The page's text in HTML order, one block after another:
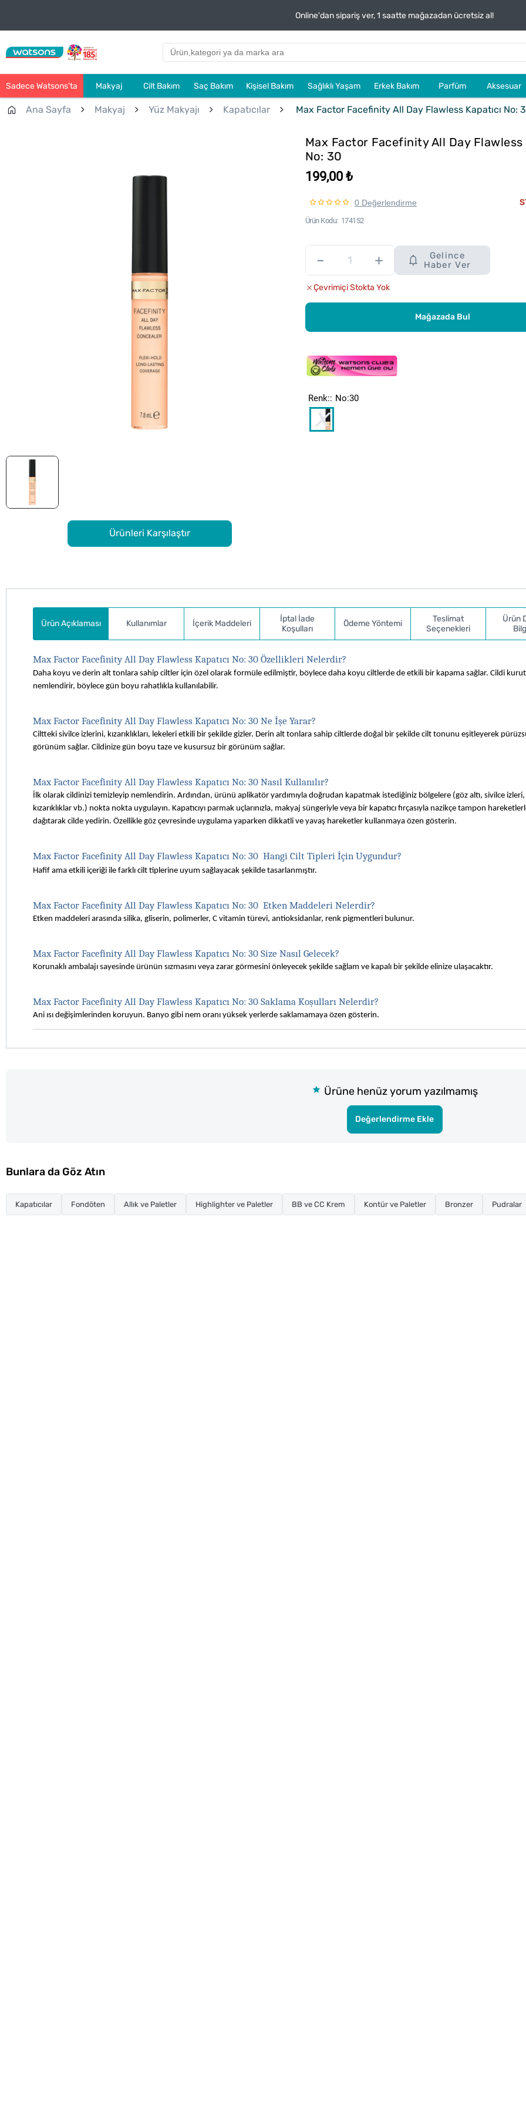
Online'dan sipariş ver, 1 saatte mağazadan ücretsiz al!
Sadece Watsons’ta Makyaj Cilt Bakım Saç Bakım Kişisel Bakım Sağlıklı Yaşam Erkek Bakım Parfüm Aksesuar
Ana Sayfa Makyaj Yüz Makyajı Kapatıcılar Max Factor Facefinity All Day Flawless Kapatıcı No:
Ürünleri Karşılaştır
Max Factor Facefinity All Day Flawless
No: 30
199,00 ₺
0 Değerlendirme
Ürün Kodu 174152
Renk: No:30
– +
Gelince
Haber Ver
Çevrimiçi Stokta Yok
Mağazada Bul
Ürün Açıklaması Kullanımlar İçerik Maddeleri
İptal İade
Koşulları
Ödeme Yöntemi
Teslimat
Seçenekleri
Ürün
Max Factor Facefinity All Day Flawless Kapatıcı No: 30 Özellikleri Nelerdir?
Daha koyu ve derin alt tonlara sahip ciltler için özel olarak formüle edilmiştir, böylece daha koyu ciltlerde de etkili bir kapama sağlar. Cildi
nemlendirir, böylece gün boyu rahatlıkla kullanılabilir.
Max Factor Facefinity All Day Flawless Kapatıcı No: 30 Ne İşe Yarar?
Ciltteki sivilce izlerini, kızarıklıkları, lekeleri etkili bir şekilde gizler. Derin alt tonlara sahip ciltlerde doğal bir şekilde cilt tonunu eşitleyerek
görünüm sağlar. Cildinize gün boyu taze ve kusursuz bir görünüm sağlar.
Max Factor Facefinity All Day Flawless Kapatıcı No: 30 Nasıl Kullanılır?
İlk olarak cildinizi temizleyip nemlendirin. Ardından, ürünü aplikatör yardımıyla doğrudan kapatmak istediğiniz bölgelere (göz altı, sivilce izleri,
kızarıklıklar vb.) nokta nokta uygulayın. Kapatıcıyı parmak uçlarınızla, makyaj süngeriyle veya bir kapatıcı fırçasıyla nazikçe tampon
dağıtarak cilde yedirin. Özellikle göz çevresinde uygulama yaparken dikkatli ve yavaş hareketler kullanmaya özen gösterin.
Max Factor Facefinity All Day Flawless Kapatıcı No: 30  Hangi Cilt Tipleri İçin Uygundur?
Hafif ama etkili içeriği ile farklı cilt tiplerine uyum sağlayacak şekilde tasarlanmıştır.
Max Factor Facefinity All Day Flawless Kapatıcı No: 30  Etken Maddeleri Nelerdir?
Etken maddeleri arasında silika, gliserin, polimerler, C vitamin türevi, antioksidanlar, renk pigmentleri bulunur.
Max Factor Facefinity All Day Flawless Kapatıcı No: 30 Size Nasıl Gelecek?
Korunaklı ambalajı sayesinde ürünün sızmasını veya zarar görmesini önleyecek şekilde sağlam ve kapalı bir şekilde elinize ulaşacaktır.
Max Factor Facefinity All Day Flawless Kapatıcı No: 30 Saklama Koşulları Nelerdir?
Ani ısı değişimlerinden koruyun. Banyo gibi nem oranı yüksek yerlerde saklamamaya özen gösterin.
Ürüne henüz yorum yazılmamış
Değerlendirme Ekle
Bunlara da Göz Atın
Kapatıcılar Fondöten Allık ve Paletler Highlighter ve Paletler BB ve CC Krem Kontür ve Paletler Bronzer Pudralar